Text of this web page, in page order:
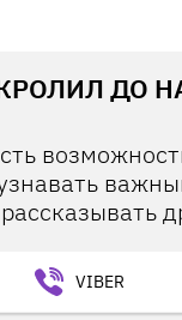
ДО
VIBER